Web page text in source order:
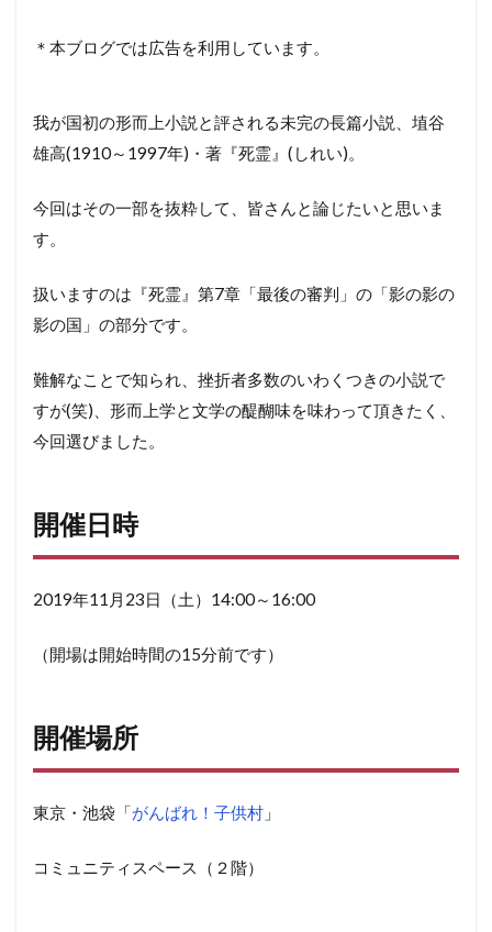
＊本ブログでは広告を利用しています。
我が国初の形而上小説と評される未完の長篇小説、埴谷
雄高(1910～1997年)・著『死霊』(しれい)。
今回はその一部を抜粋して、皆さんと論じたいと思いま
す。
扱いますのは『死霊』第7章「最後の審判」の「影の影の
影の国」の部分です。
難解なことで知られ、挫折者多数のいわくつきの小説で
すが(笑)、形而上学と文学の醍醐味を味わって頂きたく、
今回選びました。
開催日時
2019年11月23日（土）14:00～16:00
（開場は開始時間の15分前です）
開催場所
東京・池袋「がんばれ！子供村 」
コミュニティスペース（２階）